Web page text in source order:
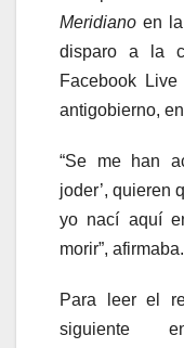
Meridiano en
disparo a la
Facebook
antigobierno,
“Se me han
joder’, quieren
yo nací aquí
morir”, afirmaba.
Para leer el
siguiente